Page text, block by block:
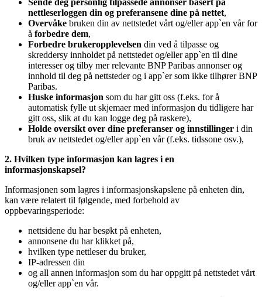
nettleserloggen din og preferansene dine på nettet,
Overvåke bruken din av nettstedet vårt og/eller app`en vår for
å forbedre dem,
Forbedre brukeropplevelsen din ved å tilpasse og
skreddersy innholdet på nettstedet og/eller app`en til dine
interesser og tilby mer relevante BNP Paribas annonser og
innhold til deg på nettsteder og i app`er som ikke tilhører BNP
Paribas.
Huske informasjon som du har gitt oss (f.eks. for å
automatisk fylle ut skjemaer med informasjon du tidligere har
gitt oss, slik at du kan logge deg på raskere),
Holde oversikt over dine preferanser og innstillinger i din
bruk av nettstedet og/eller app`en vår (f.eks. tidssone osv.),
2. Hvilken type informasjon kan lagres i en
informasjonskapsel?
Informasjonen som lagres i informasjonskapslene på enheten din,
kan være relatert til følgende, med forbehold av
oppbevaringsperiode:
nettsidene du har besøkt på enheten,
annonsene du har klikket på,
hvilken type nettleser du bruker,
IP-adressen din
og all annen informasjon som du har oppgitt på nettstedet vårt
og/eller app`en vår.